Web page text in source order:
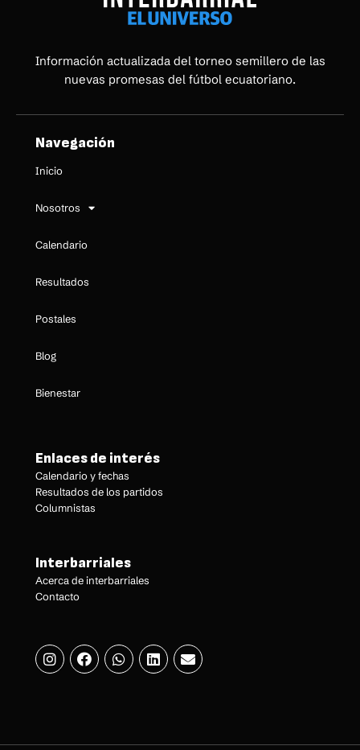
Información actualizada del torneo semillero de las
nuevas promesas del fútbol ecuatoriano.
Navegación
Inicio
Nosotros
Calendario
Resultados
Postales
Blog
Bienestar
Enlaces de interés
Calendario y fechas
Resultados de los partidos
Columnistas
Interbarriales
Acerca de interbarriales
Contacto